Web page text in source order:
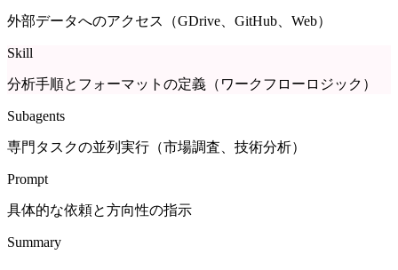
外部データへのアクセス（GDrive、GitHub、Web）
Skill
分析手順とフォーマットの定義（ワークフローロジック）
Subagents
専門タスクの並列実行（市場調査、技術分析）
Prompt
具体的な依頼と方向性の指示
Summary